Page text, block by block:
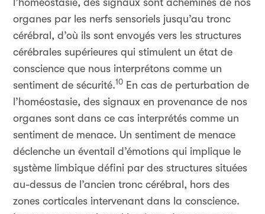
l’homéostasie, des signaux sont acheminés de nos
organes par les nerfs sensoriels jusqu’au tronc
cérébral, d’où ils sont envoyés vers les structures
cérébrales supérieures qui stimulent un état de
conscience que nous interprétons comme un
sentiment de sécurité.10 En cas de perturbation de
l’homéostasie, des signaux en provenance de nos
organes sont dans ce cas interprétés comme un
sentiment de menace. Un sentiment de menace
déclenche un éventail d’émotions qui implique le
système limbique défini par des structures situées
au-dessus de l’ancien tronc cérébral, hors des
zones corticales intervenant dans la conscience.